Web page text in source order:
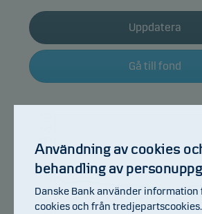
Uppdatera
Gå till fond
98
99
101
102
Användning av cookies
behandling av
Danske Bank använder information
cookies och från